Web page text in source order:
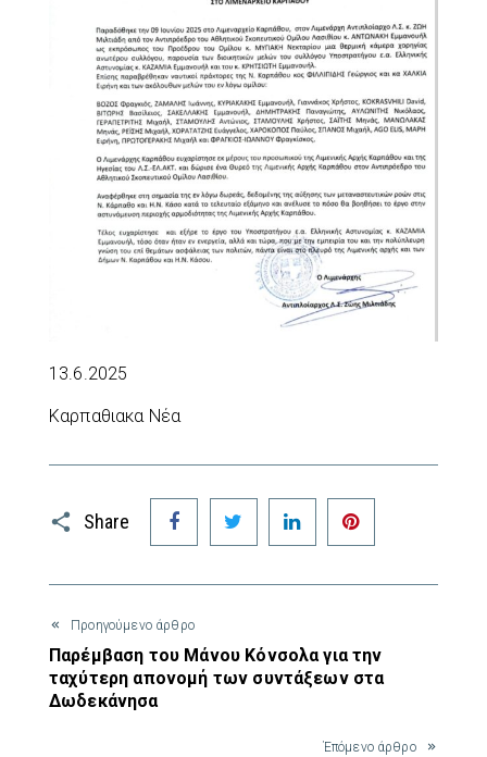
13.6.2025
Καρπαθιακα Νέα
Share
Facebook Twitter LinkedIn
Προηγούμενο άρθρο
Παρέμβαση του Μάνου Κόνσολα για την
ταχύτερη απονομή των συντάξεων στα
Δωδεκάνησα
Έπόμενο άρθρο